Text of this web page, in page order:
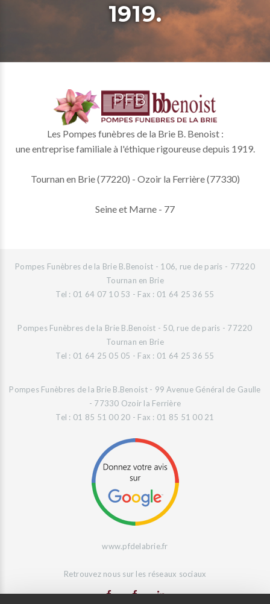
1919.
Les Pompes funèbres de la Brie B. Benoist :
une entreprise familiale à l'éthique rigoureuse depuis 1919.
Tournan en Brie (77220) - Ozoir la Ferrière (77330)
Seine et Marne - 77
Pompes Funèbres de la Brie B.Benoist - 106, rue de paris - 77220
Tournan en Brie
Tel : 01 64 07 10 53 - Fax : 01 64 25 36 55
Pompes Funèbres de la Brie B.Benoist - 50, rue de paris - 77220
Tournan en Brie
Tel : 01 64 25 05 05 - Fax : 01 64 25 36 55
Pompes Funèbres de la Brie B.Benoist - 99 Avenue Général de Gaulle
- 77330 Ozoir la Ferrière
Tel : 01 85 51 00 20 - Fax : 01 85 51 00 21
www.pfdelabrie.fr
Retrouvez nous sur les réseaux sociaux